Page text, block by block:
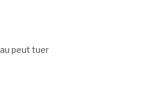
peut tuer